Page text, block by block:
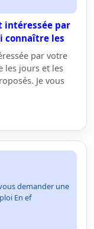
intéressée par
connaître les
par votre
les jours et les
Je vous
demander une
En ef